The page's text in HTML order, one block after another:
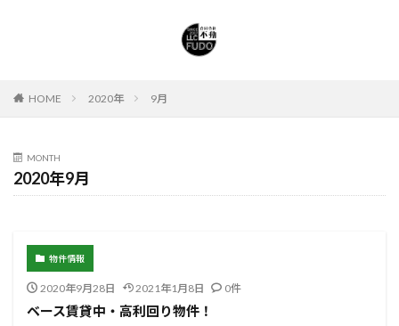
HOME 2020年 9月
MONTH
2020年9月
物件情報
2020年9月28日 2021年1月8日 0件
ベース賃貸中・高利回り物件！